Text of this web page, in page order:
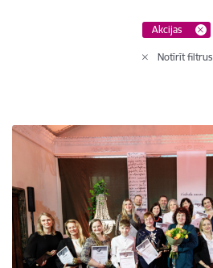
Akcijas
Notīrīt filtrus